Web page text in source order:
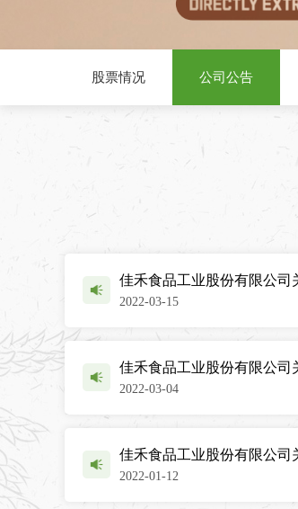
股票情况 公司公告
佳禾食品工业股份有限公
2022-03-15
佳禾食品工业股份有限公
2022-03-04
佳禾食品工业股份有限公
2022-01-12